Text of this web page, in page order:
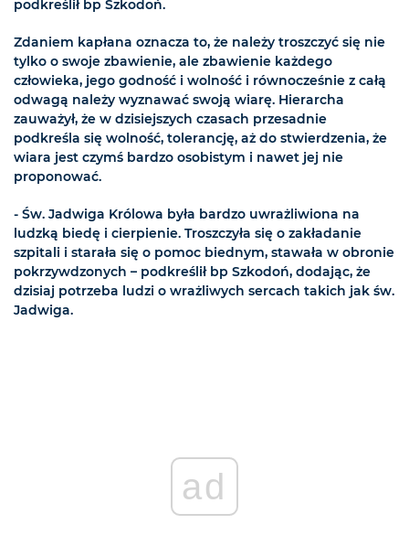
podkreślił bp Szkodoń.
Zdaniem kapłana oznacza to, że należy troszczyć się nie
tylko o swoje zbawienie, ale zbawienie każdego
człowieka, jego godność i wolność i równocześnie z całą
odwagą należy wyznawać swoją wiarę. Hierarcha
zauważył, że w dzisiejszych czasach przesadnie
podkreśla się wolność, tolerancję, aż do stwierdzenia, że
wiara jest czymś bardzo osobistym i nawet jej nie
proponować.
- Św. Jadwiga Królowa była bardzo uwrażliwiona na
ludzką biedę i cierpienie. Troszczyła się o zakładanie
szpitali i starała się o pomoc biednym, stawała w obronie
pokrzywdzonych – podkreślił bp Szkodoń, dodając, że
dzisiaj potrzeba ludzi o wrażliwych sercach takich jak św.
Jadwiga.
ad